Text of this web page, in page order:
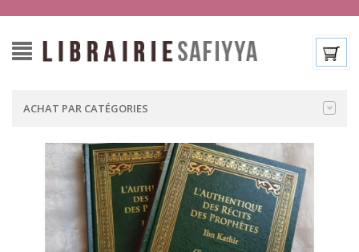
ACHAT PAR CATÉGORIES